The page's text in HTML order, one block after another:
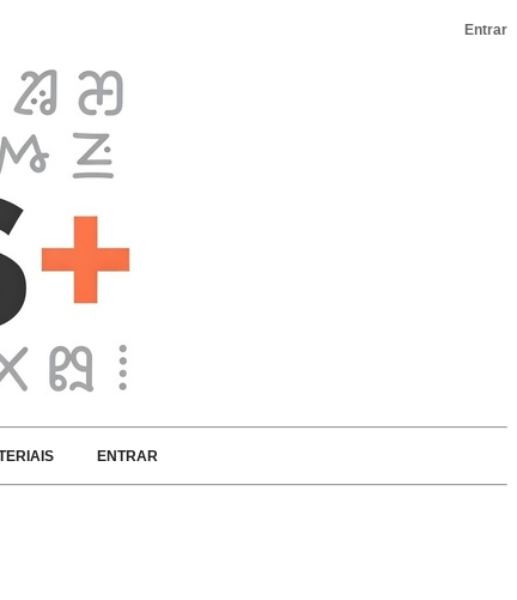
Entrar
ENTRAR